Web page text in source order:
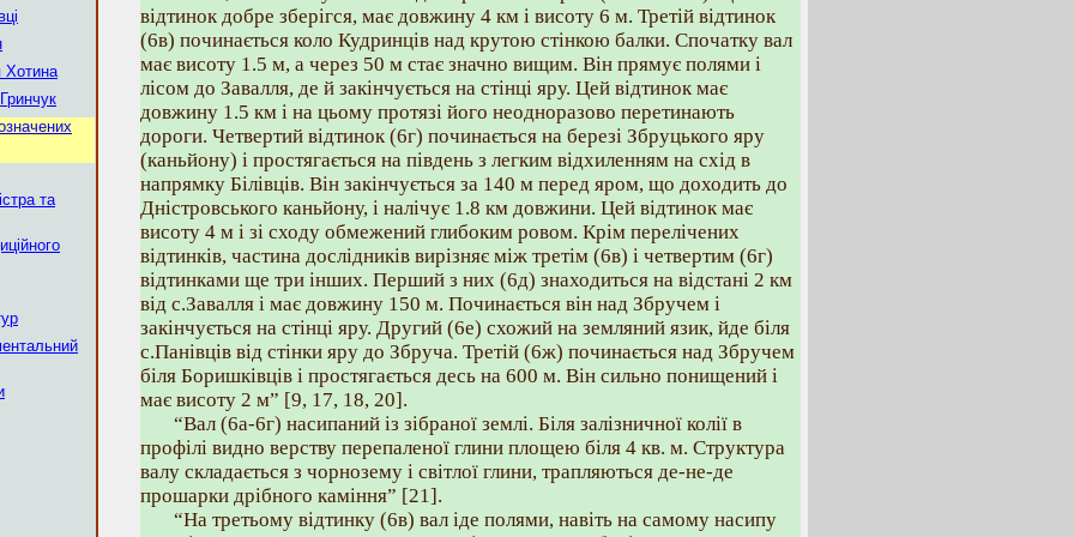
Хотина
та
відтинок добре зберігся, має довжину 4 км і висоту 6 м. Третій відтинок
(6в) починається коло Кудринців над крутою стінкою балки. Спочатку вал
має висоту 1.5 м, а через 50 м стає значно вищим. Він прямує полями і
лісом до Завалля, де й закінчується на стінці яру. Цей відтинок має
довжину 1.5 км і на цьому протязі його неодноразово перетинають
дороги. Четвертий відтинок (6г) починається на березі Збруцького яру
(каньйону) і простягається на південь з легким відхиленням на схід в
напрямку Білівців. Він закінчується за 140 м перед яром, що доходить до
Дністровського каньйону, і налічує 1.8 км довжини. Цей відтинок має
висоту 4 м і зі сходу обмежений глибоким ровом. Крім перелічених
відтинків, частина дослідників вирізняє між третім (6в) і четвертим (6г)
відтинками ще три інших. Перший з них (6д) знаходиться на відстані 2 км
від с.Завалля і має довжину 150 м. Починається він над Збручем і
закінчується на стінці яру. Другий (6е) схожий на земляний язик, йде біля
с.Панівців від стінки яру до Збруча. Третій (6ж) починається над Збручем
біля Боришківців і простягається десь на 600 м. Він сильно понищений і
має висоту 2 м” [9, 17, 18, 20].
“Вал (6а-6г) насипаний із зібраної землі. Біля залізничної колії в
профілі видно верству перепаленої глини площею біля 4 кв. м. Структура
валу складається з чорнозему і світлої глини, трапляються де-не-де
прошарки дрібного каміння” [21].
“На третьому відтинку (6в) вал іде полями, навіть на самому насипу